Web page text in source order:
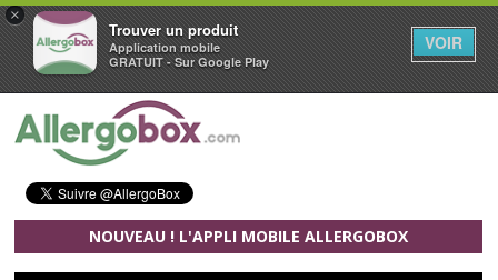
×
Trouver un produit
Application mobile
GRATUIT - Sur Google Play
VOIR
Aller au contenu principal
NOUVEAU ! L'APPLI MOBILE ALLERGOBOX